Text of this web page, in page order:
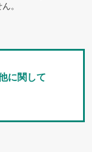
。
に関して